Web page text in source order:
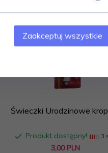
Świeczki Urodzinowe
Produkt dostępny! 3
3,00 PLN
Zaakceptuj wszystkie